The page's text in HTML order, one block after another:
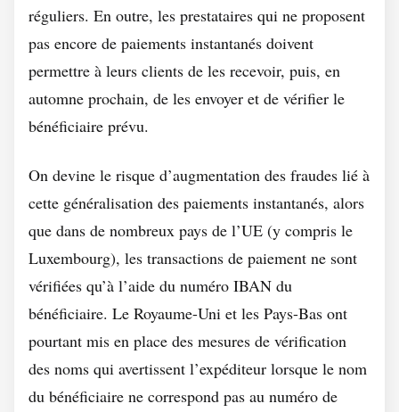
réguliers. En outre, les prestataires qui ne proposent
pas encore de paiements instantanés doivent
permettre à leurs clients de les recevoir, puis, en
automne prochain, de les envoyer et de vérifier le
bénéficiaire prévu.
On devine le risque d’augmentation des fraudes lié à
cette généralisation des paiements instantanés, alors
que dans de nombreux pays de l’UE (y compris le
Luxembourg), les transactions de paiement ne sont
vérifiées qu’à l’aide du numéro IBAN du
bénéficiaire. Le Royaume-Uni et les Pays-Bas ont
pourtant mis en place des mesures de vérification
des noms qui avertissent l’expéditeur lorsque le nom
du bénéficiaire ne correspond pas au numéro de